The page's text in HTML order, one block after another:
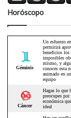
Horóscopo